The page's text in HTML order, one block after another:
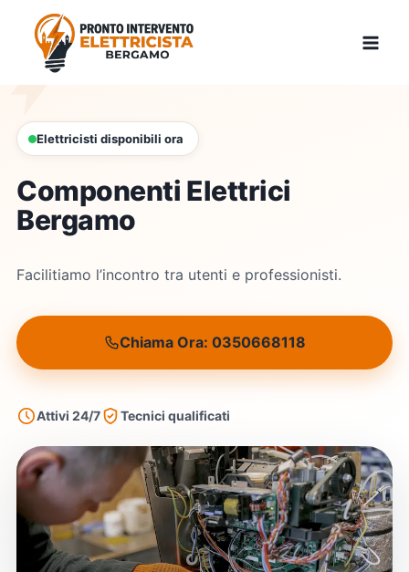
content
Elettricisti disponibili ora
Componenti Elettrici
Bergamo
Facilitiamo l’incontro tra utenti e professionisti.
Chiama Ora: 0350668118
Attivi 24/7 Tecnici qualificati